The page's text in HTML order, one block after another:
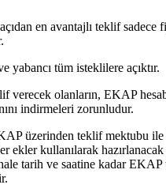
en avantajlı teklif sadece
yabancı tüm isteklilere açıktır.
verecek olanların, EKAP
indirmeleri zorunludur.
üzerinden teklif mektubu ile
ekler kullanılarak
tarih ve saatine kadar EKAP